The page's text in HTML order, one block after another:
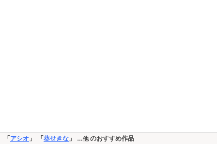
「 アシオ 」 「 葵せきな 」 …他のおすすめ作品